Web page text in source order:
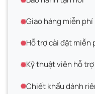
Giao hàng miễn phí
Hỗ trợ cài đặt miễn
Kỹ thuật viên hỗ
Chiết khấu dành